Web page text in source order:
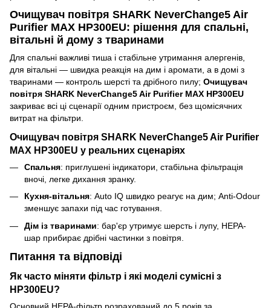
Очищувач повітря SHARK NeverChange5 Air
Purifier MAX HP300EU: рішення для спальні,
вітальні й дому з тваринами
Для спальні важливі тиша і стабільне утримання алергенів,
для вітальні — швидка реакція на дим і аромати, а в домі з
тваринами — контроль шерсті та дрібного пилу; Очищувач
повітря SHARK NeverChange5 Air Purifier MAX HP300EU
закриває всі ці сценарії одним пристроєм, без щомісячних
витрат на фільтри.
Очищувач повітря SHARK NeverChange5 Air Purifier
MAX HP300EU у реальних сценаріях
Спальня: приглушені індикатори, стабільна фільтрація
вночі, легке дихання зранку.
Кухня-вітальня: Auto IQ швидко реагує на дим; Anti-Odour
зменшує запахи під час готування.
Дім із тваринами: бар'єр утримує шерсть і лупу, HEPA-
шар прибирає дрібні частинки з повітря.
Питання та відповіді
Як часто міняти фільтр і які моделі сумісні з
HP300EU?
Основний HEPA-фільтр розрахований до 5 років за